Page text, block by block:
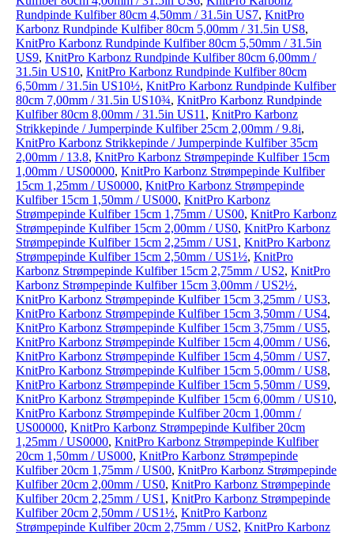
Rundpinde Kulfiber 80cm 4,50mm / 31.5in US7, KnitPro
Karbonz Rundpinde Kulfiber 80cm 5,00mm / 31.5in US8,
KnitPro Karbonz Rundpinde Kulfiber 80cm 5,50mm / 31.5in
US9, KnitPro Karbonz Rundpinde Kulfiber 80cm 6,00mm /
31.5in US10, KnitPro Karbonz Rundpinde Kulfiber 80cm
6,50mm / 31.5in US10½, KnitPro Karbonz Rundpinde Kulfiber
80cm 7,00mm / 31.5in US10¾, KnitPro Karbonz Rundpinde
Kulfiber 80cm 8,00mm / 31.5in US11 , KnitPro Karbonz
Strikkepinde / Jumperpinde Kulfiber 25cm 2,00mm / 9.8i,
KnitPro Karbonz Strikkepinde / Jumperpinde Kulfiber 35cm
2,00mm / 13.8, KnitPro Karbonz Strømpepinde Kulfiber 15cm
1,00mm / US00000, KnitPro Karbonz Strømpepinde Kulfiber
15cm 1,25mm / US0000, KnitPro Karbonz Strømpepinde
Kulfiber 15cm 1,50mm / US000, KnitPro Karbonz
Strømpepinde Kulfiber 15cm 1,75mm / US00, KnitPro Karbonz
Strømpepinde Kulfiber 15cm 2,00mm / US0, KnitPro Karbonz
Strømpepinde Kulfiber 15cm 2,25mm / US1 , KnitPro Karbonz
Strømpepinde Kulfiber 15cm 2,50mm / US1½, KnitPro
Karbonz Strømpepinde Kulfiber 15cm 2,75mm / US2, KnitPro
Karbonz Strømpepinde Kulfiber 15cm 3,00mm / US2½,
KnitPro Karbonz Strømpepinde Kulfiber 15cm 3,25mm / US3,
KnitPro Karbonz Strømpepinde Kulfiber 15cm 3,50mm / US4,
KnitPro Karbonz Strømpepinde Kulfiber 15cm 3,75mm / US5,
KnitPro Karbonz Strømpepinde Kulfiber 15cm 4,00mm / US6,
KnitPro Karbonz Strømpepinde Kulfiber 15cm 4,50mm / US7,
KnitPro Karbonz Strømpepinde Kulfiber 15cm 5,00mm / US8,
KnitPro Karbonz Strømpepinde Kulfiber 15cm 5,50mm / US9,
KnitPro Karbonz Strømpepinde Kulfiber 15cm 6,00mm / US10,
KnitPro Karbonz Strømpepinde Kulfiber 20cm 1,00mm /
US00000, KnitPro Karbonz Strømpepinde Kulfiber 20cm
1,25mm / US0000, KnitPro Karbonz Strømpepinde Kulfiber
20cm 1,50mm / US000, KnitPro Karbonz Strømpepinde
Kulfiber 20cm 1,75mm / US00, KnitPro Karbonz Strømpepinde
Kulfiber 20cm 2,00mm / US0, KnitPro Karbonz Strømpepinde
Kulfiber 20cm 2,25mm / US1 , KnitPro Karbonz Strømpepinde
Kulfiber 20cm 2,50mm / US1½, KnitPro Karbonz
Strømpepinde Kulfiber 20cm 2,75mm / US2, KnitPro Karbonz